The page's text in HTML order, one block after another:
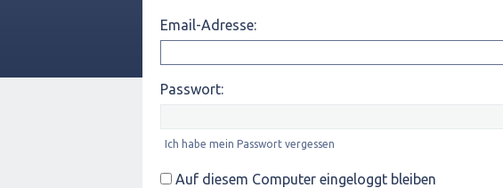
Email-Adresse:
Passwort:
Ich habe mein Passwort vergessen
Auf diesem Computer eingeloggt bleiben